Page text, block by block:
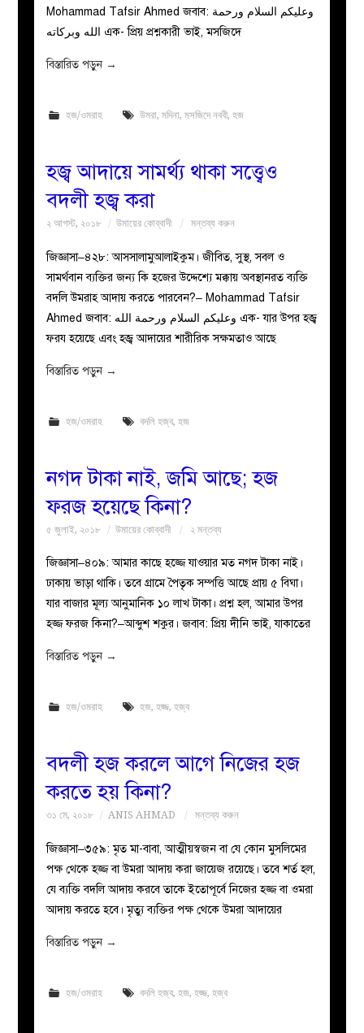
Mohammad Tafsir Ahmed জবাব: وعليكم السلام ورحمة
الله وبركاته এক- প্রিয় প্রশ্নকারী ভাই, মসজিদে
বিস্তারিত পড়ুন →
হজ/ওমরাহ উমরা, মদিনা, মসজিদে নববী, হজ
হজ্ব আদায়ে সামর্থ্য থাকা সত্ত্বেও
বদলী হজ্ব করা
২ আগস্ট, ২০১৮ উমায়ের কোব্বাদী মন্তব্য করুন
জিজ্ঞাসা–৪২৮: আসসালামুআলাইকুম। জীবিত, সুস্থ, সবল ও
সামর্থবান ব্যক্তির জন্য কি হজের উদ্দেশ্যে মক্কায় অবস্থানরত ব্যক্তি
বদলি উমরাহ আদায় করতে পারবেন?– Mohammad Tafsir
Ahmed জবাব: وعليكم السلام ورحمة الله এক- যার উপর হজ্ব
ফরয হয়েছে এবং হজ্ব আদায়ের শারীরিক সক্ষমতাও আছে
বিস্তারিত পড়ুন →
হজ/ওমরাহ বদলি হজ্ব, হজ
নগদ টাকা নাই, জমি আছে; হজ
ফরজ হয়েছে কিনা?
৫ জুলাই, ২০১৮ উমায়ের কোব্বাদী ২ মন্তব্য
জিজ্ঞাসা–৪০৯: আমার কাছে হজ্জে যাওয়ার মত নগদ টাকা নাই।
ঢাকায় ভাড়া থাকি। তবে গ্রামে পৈতৃক সম্পত্তি আছে প্রায় ৫ বিঘা।
যার বাজার মূল্য আনুমানিক ১০ লাখ টাকা। প্রশ্ন হল, আমার উপর
হজ্জ ফরজ কিনা?–আব্দুশ শকুর। জবাব: প্রিয় দীনি ভাই, যাকাতের
বিস্তারিত পড়ুন →
হজ/ওমরাহ হজ, হজ্জ, হজ্ব
বদলী হজ করলে আগে নিজের হজ
করতে হয় কিনা?
৩১ মে, ২০১৮ ANIS AHMAD মন্তব্য করুন
জিজ্ঞাসা–৩৫৯: মৃত মা-বাবা, আত্মীয়স্বজন বা যে কোন মুসলিমের
পক্ষ থেকে হজ্জ বা উমরা আদায় করা জায়েজ রয়েছে। তবে শর্ত হল,
যে ব্যক্তি বদলি আদায় করবে তাকে ইতোপূর্বে নিজের হজ্জ বা ওমরা
আদায় করতে হবে। মৃত্যু ব্যক্তির পক্ষ থেকে উমরা আদায়ের
বিস্তারিত পড়ুন →
হজ/ওমরাহ বদলি হজ্ব, হজ, হজ্জ, হজ্ব